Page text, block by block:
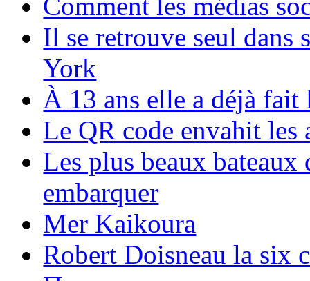
Il se retrouve seul dans
York
À 13 ans elle a déjà
Le QR code envahit les
Les plus beaux bateaux
embarquer
Mer Kaikoura
Robert Doisneau la six